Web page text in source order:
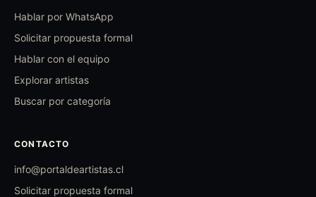
Hablar por WhatsApp
Solicitar propuesta formal
Hablar con el equipo
Explorar artistas
Buscar por categoría
CONTACTO
info@portaldeartistas.cl
Solicitar propuesta formal